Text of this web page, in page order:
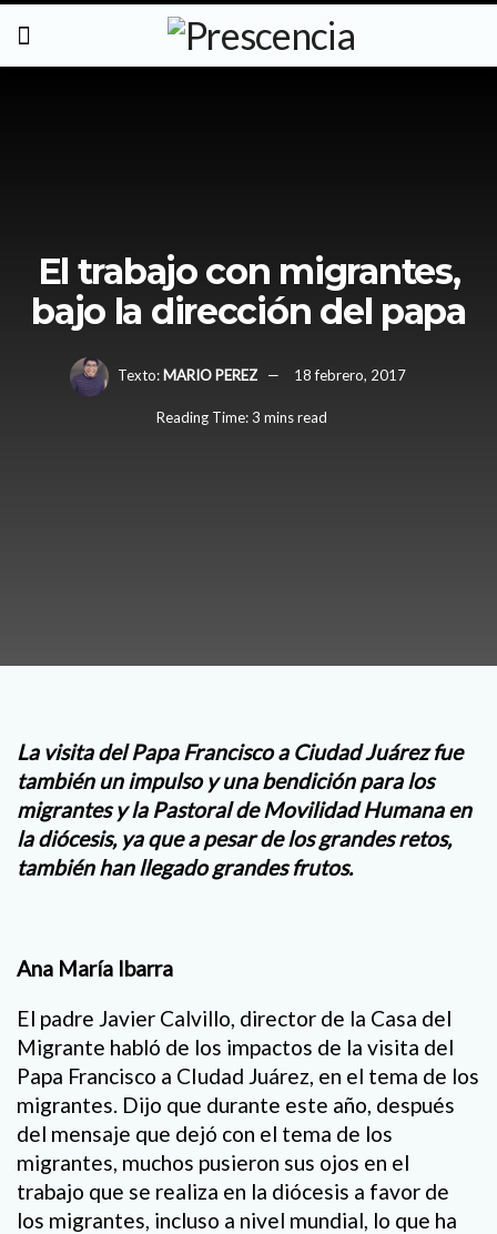
El trabajo con migrantes,
bajo la dirección del papa
Texto: MARIO PEREZ 18 febrero, 2017
Reading Time: 3 mins read
La visita del Papa Francisco a Ciudad Juárez fue
también un impulso y una bendición para los
migrantes y la Pastoral de Movilidad Humana en
la diócesis, ya que a pesar de los grandes retos,
también han llegado grandes frutos.
Ana María Ibarra
El padre Javier Calvillo, director de la Casa del
Migrante habló de los impactos de la visita del
Papa Francisco a CIudad Juárez, en el tema de los
migrantes. Dijo que durante este año, después
del mensaje que dejó con el tema de los
migrantes, muchos pusieron sus ojos en el
trabajo que se realiza en la diócesis a favor de
los migrantes, incluso a nivel mundial, lo que ha